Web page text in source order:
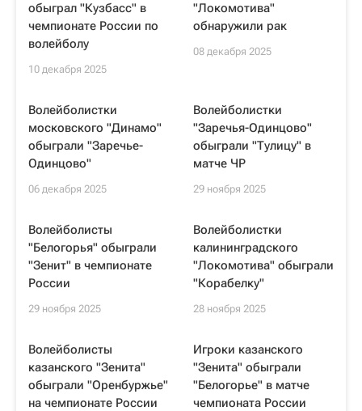
обыграл "Кузбасс" в
чемпионате России по
волейболу
10 декабря 2025
"Локомотива"
обнаружили рак
08 декабря 2025
Волейболистки
московского "Динамо"
обыграли "Заречье-
Одинцово"
06 декабря 2025
Волейболистки
"Заречья-Одинцово"
обыграли "Тулицу" в
матче ЧР
29 ноября 2025
Волейболисты
"Белогорья" обыграли
"Зенит" в чемпионате
России
29 ноября 2025
Волейболистки
калининградского
"Локомотива" обыграли
"Корабелку"
28 ноября 2025
Волейболисты
казанского "Зенита"
обыграли "Оренбуржье"
на чемпионате России
Игроки казанского
"Зенита" обыграли
"Белогорье" в матче
чемпионата России